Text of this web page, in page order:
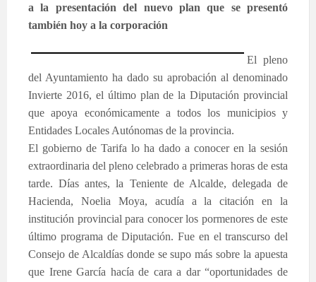
a la presentación del nuevo plan que se presentó
también hoy a la corporación
El pleno
del Ayuntamiento ha dado su aprobación al denominado
Invierte 2016, el último plan de la Diputación provincial
que apoya económicamente a todos los municipios y
Entidades Locales Autónomas de la provincia.
El gobierno de Tarifa lo ha dado a conocer en la sesión
extraordinaria del pleno celebrado a primeras horas de esta
tarde. Días antes, la Teniente de Alcalde, delegada de
Hacienda, Noelia Moya, acudía a la citación en la
institución provincial para conocer los pormenores de este
último programa de Diputación. Fue en el transcurso del
Consejo de Alcaldías donde se supo más sobre la apuesta
que Irene García hacía de cara a dar “oportunidades de